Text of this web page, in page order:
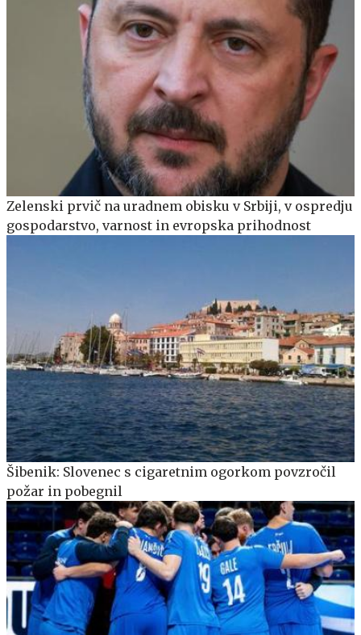
Zelenski prvič na uradnem obisku v Srbiji, v ospredju
gospodarstvo, varnost in evropska prihodnost
Šibenik: Slovenec s cigaretnim ogorkom povzročil
požar in pobegnil